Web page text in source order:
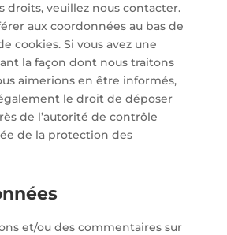
droits, veuillez nous contacter.
aux coordonnées au bas de
cookies. Si vous avez une
la façon dont nous traitons
aimerions en être informés,
le droit de déposer
de l’autorité de contrôle
de la protection des
et/ou des commentaires sur